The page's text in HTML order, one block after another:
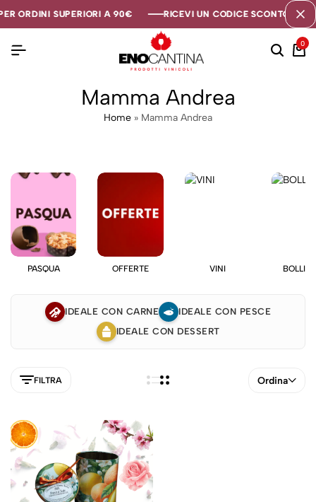
ORDINI SUPERIORI A 90€ RICEVI UN CODICE SCONTO DI
ORDINI SUPERIORI A 90€ RICEVI UN CODICE SCONTO DI
ORDINI SUPERIORI A 90€ RICEVI UN CODICE SCONTO DI
0
Mamma Andrea
Home » Mamma Andrea
PASQUA OFFERTE VINI
IDEALE CON CARNE
IDEALE CON PESCE
IDEALE CON DESSERT
FILTRA Ordina